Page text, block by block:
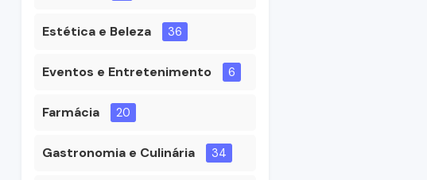
Estética e Beleza 36
Eventos e Entretenimento 6
Farmácia 20
Gastronomia e Culinária 34